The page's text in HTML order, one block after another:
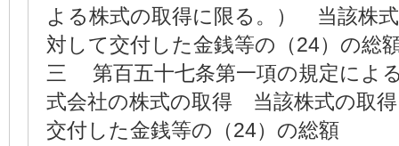
よる株式の取得に限る。） 当該株
対して交付した金銭等の（24）の総
三 第百五十七条第一項の規定によ
式会社の株式の取得 当該株式の取
交付した金銭等の（24）の総額